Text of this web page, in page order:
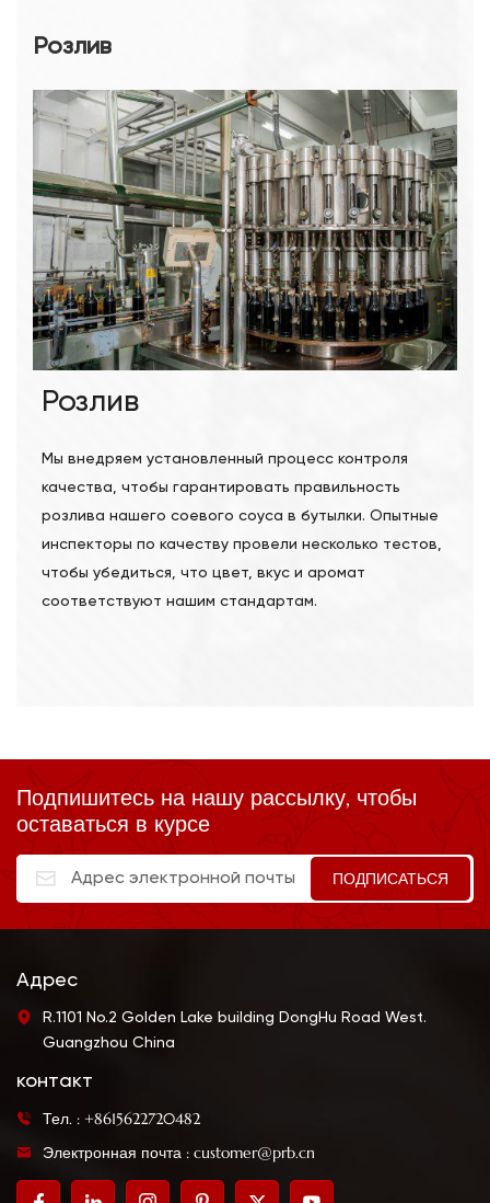
Розлив
Розлив
Мы внедряем установленный процесс контроля
качества, чтобы гарантировать правильность
розлива нашего соевого соуса в бутылки. Опытные
инспекторы по качеству провели несколько тестов,
чтобы убедиться, что цвет, вкус и аромат
соответствуют нашим стандартам.
Подпишитесь на нашу рассылку, чтобы
оставаться в курсе
Адрес
R.1101 No.2 Golden Lake building DongHu Road West.
Guangzhou China
контакт
Тел. : +8615622720482
Электронная почта : customer@prb.cn